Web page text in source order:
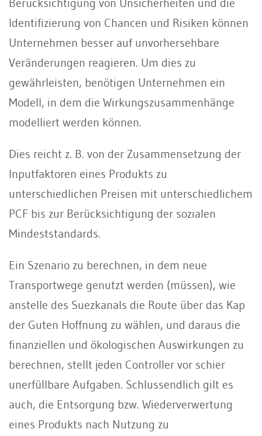
Berücksichtigung von Unsicherheiten und die
Identifizierung von Chancen und Risiken können
Unternehmen besser auf unvorhersehbare
Veränderungen reagieren. Um dies zu
gewährleisten, benötigen Unternehmen ein
Modell, in dem die Wirkungszusammenhänge
modelliert werden können.
Dies reicht z. B. von der Zusammensetzung der
Inputfaktoren eines Produkts zu
unterschiedlichen Preisen mit unterschiedlichem
PCF bis zur Berücksichtigung der sozialen
Mindeststandards.
Ein Szenario zu berechnen, in dem neue
Transportwege genutzt werden (müssen), wie
anstelle des Suezkanals die Route über das Kap
der Guten Hoffnung zu wählen, und daraus die
finanziellen und ökologischen Auswirkungen zu
berechnen, stellt jeden Controller vor schier
unerfüllbare Aufgaben. Schlussendlich gilt es
auch, die Entsorgung bzw. Wiederverwertung
eines Produkts nach Nutzung zu